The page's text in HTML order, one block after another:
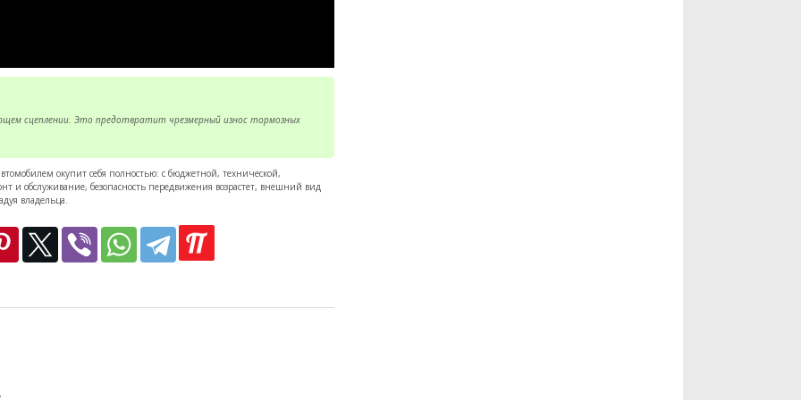
сцеплении. Это предотвратит чрезмерный износ тормозных
окупит себя полностью: с бюджетной, технической,
и обслуживание, безопасность передвижения возрастет, внешний вид
владельца.